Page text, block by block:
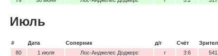
Июль
# Дата Соперник д/г Счёт
80
1 июля Лос-Анджелес Доджерс г 3:6